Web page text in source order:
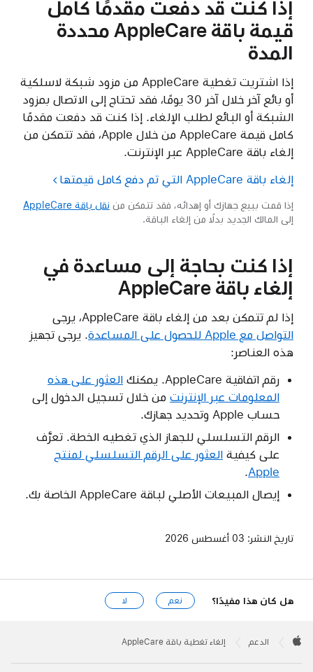
إذا كنت قد دفعت مقدمًا كامل
قيمة باقة AppleCare محددة
المدة
إذا اشتريت تغطية AppleCare من مزود شبكة لاسلكية
أو بائع آخر خلال آخر 30 يومًا، فقد تحتاج إلى الاتصال بمزود
الشبكة أو البائع لطلب الإلغاء. إذا كنت قد دفعت مقدمًا
كامل قيمة AppleCare من خلال Apple، فقد تتمكن من
إلغاء باقة AppleCare عبر الإنترنت.
إلغاء باقة AppleCare التي تم دفع كامل قيمتها
إذا قمت ببيع جهازك أو إهدائه، فقد تتمكن من نقل باقة AppleCare
إلى المالك الجديد بدلًا من إلغاء الباقة.
إذا كنت بحاجة إلى مساعدة في
إلغاء باقة AppleCare
إذا لم تتمكن بعد من إلغاء باقة AppleCare، يرجى
التواصل مع Apple للحصول على المساعدة
. يرجى تجهيز
هذه العناصر:
رقم اتفاقية AppleCare. يمكنك
العثور على هذه
المعلومات عبر الإنترنتمن خلال تسجيل الدخول إلى
حساب Apple وتحديد جهازك.
الرقم التسلسلي للجهاز الذي تغطيه الخطة. تعرَّف
على كيفية العثور على الرقم التسلسلي لمنتج
Apple
.
إيصال المبيعات الأصلي لباقة AppleCare الخاصة بك.
تاريخ النشر: 03 أغسطس 2026
هل كان هذا مفيدًا؟ نعم لا
Footer

الدعم إلغاء تغطية باقة AppleCare